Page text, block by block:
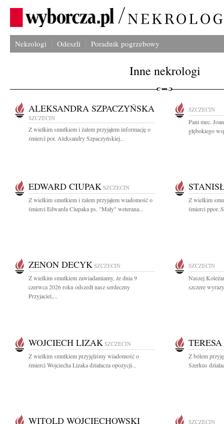
Nekrologi Odeszli Poradnik pogrzebowy
Inne nekrologi
ALEKSANDRA SZPACZYŃSKA
SZCZECIN
Z wielkim smutkiem i żalem przyjąłem informację o
śmierci por. Aleksandry Szpaczyńskiej...
SZCZECIN
Pani mec.
głębokiego
EDWARD CIUPAK SZCZECIN
Z wielkim smutkiem i żalem przyjąłem wiadomość o
śmierci Edwarda Ciupaka ps. "Mały" weterana...
Z wielkim
śmierci ppor.
ZENON DECYK SZCZECIN
Z wielkim smutkiem zawiadamiamy, że dnia 9
czerwca 2026 roku odszedł nasz serdeczny
Przyjaciel,...
SZCZECIN
Naszej
szczere
WOJCIECH LIZAK SZCZECIN
Z wielkim smutkiem przyjęliśmy wiadomość o
śmierci Wojciecha Lizaka działacza opozycji...
Z bólem
Szerkus
WITOLD WOJCIECHOWSKI SZCZECIN